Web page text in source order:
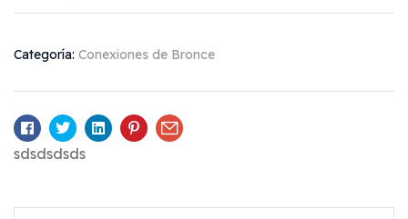
Categoría: Conexiones de Bronce
Facebook
TwitterLinkedinPinterestEmail
sdsdsdsds